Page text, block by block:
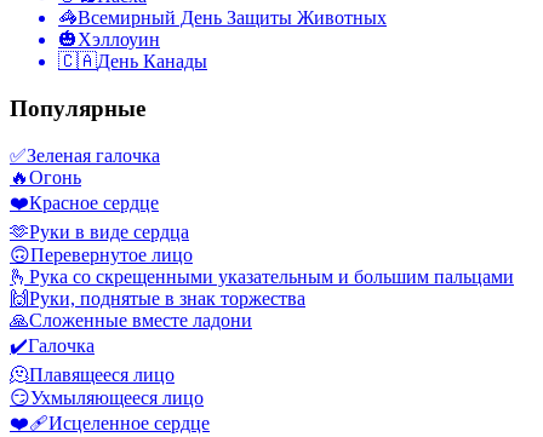
🦓Всемирный День Защиты Животных
🎃Хэллоуин
🇨🇦День Канады
Популярные
✅Зеленая галочка
🔥Огонь
❤️Красное сердце
🫶Руки в виде сердца
🙃Перевернутое лицо
🫰 Рука со скрещенными указательным и большим пальцами
🙌Руки, поднятые в знак торжества
🙏Сложенные вместе ладони
✔️Галочка
🫠Плавящееся лицо
😏Ухмыляющееся лицо
❤️‍🩹Исцеленное сердце